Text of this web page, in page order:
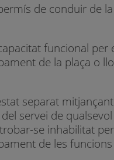
de conduir de
funcional per
de la plaça o
separat
servei de
se inhabilitat
de les